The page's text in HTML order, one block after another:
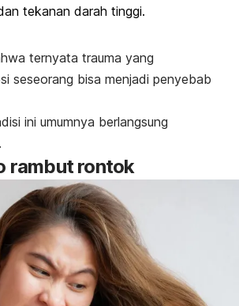
tekanan darah tinggi.
ternyata trauma yang
seseorang bisa menjadi penyebab
ini umumnya berlangsung
rambut rontok